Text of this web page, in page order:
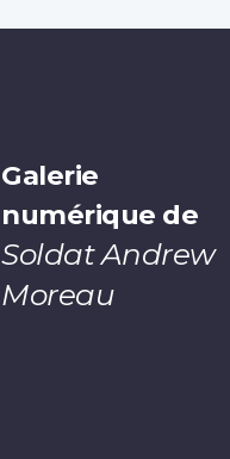
Galerie
numérique de
Soldat Andrew
Moreau